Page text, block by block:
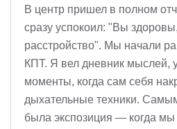
В центр пришел в полном
сразу успокоил: "Вы
расстройство". Мы начали
КПТ. Я вел дневник мыслей,
моменты, когда сам себя
дыхательные техники.
была экспозиция — когда мы